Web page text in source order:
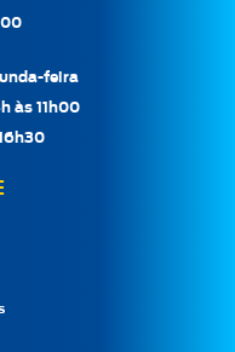
feira
às 11h00